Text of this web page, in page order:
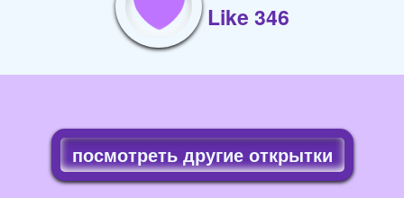
Like 346
посмотреть другие открытки